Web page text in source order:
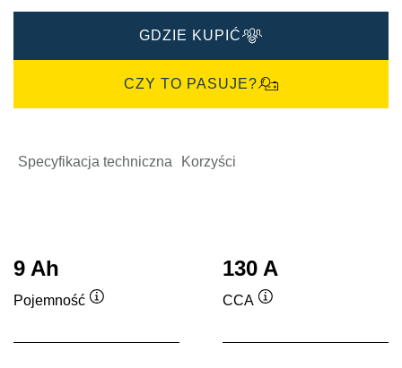
GDZIE KUPIĆ
CZY TO PASUJE?
Specyfikacja techniczna Korzyści
9 Ah
Pojemność
130 A
CCA